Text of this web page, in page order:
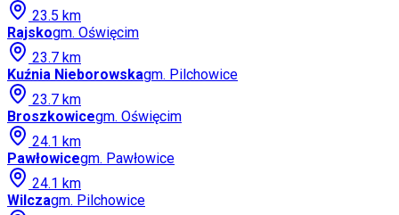
23.5 km
Rajskogm. Oświęcim
23.7 km
Kuźnia Nieborowskagm. Pilchowice
23.7 km
Broszkowicegm. Oświęcim
24.1 km
Pawłowicegm. Pawłowice
24.1 km
Wilczagm. Pilchowice